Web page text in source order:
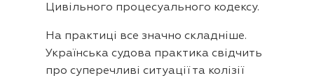
Цивільного процесуального кодексу.
На практиці все значно складніше.
Українська судова практика свідчить
про суперечливі ситуації та колізії